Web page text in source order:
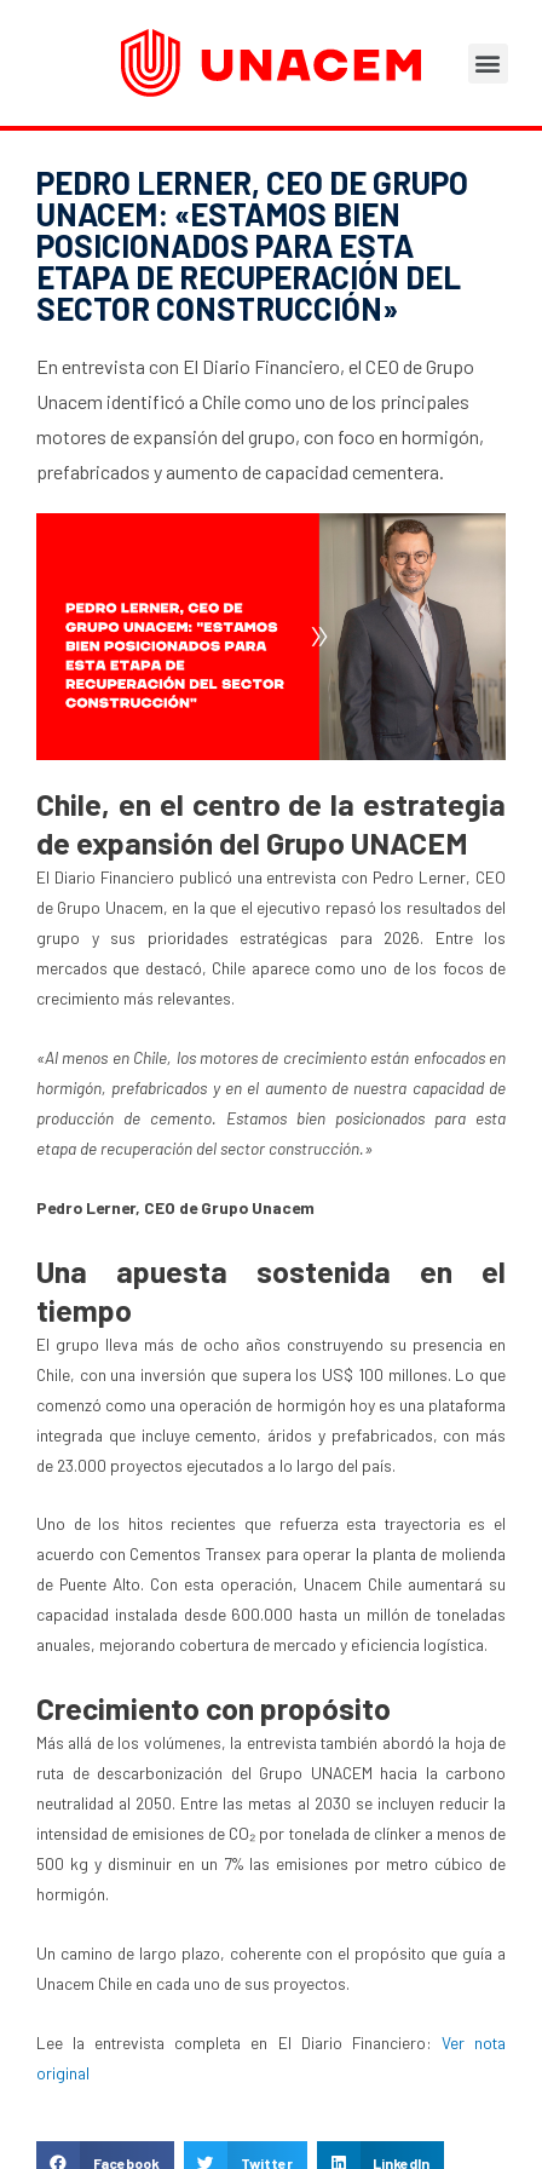
PEDRO LERNER, CEO DE GRUPO
UNACEM: «ESTAMOS BIEN
POSICIONADOS PARA ESTA
ETAPA DE RECUPERACIÓN DEL
SECTOR CONSTRUCCIÓN»
En entrevista con El Diario Financiero, el CEO de Grupo
Unacem identificó a Chile como uno de los principales
motores de expansión del grupo, con foco en hormigón,
prefabricados y aumento de capacidad cementera.
Chile, en el centro de la estrategia
de expansión del Grupo UNACEM
El Diario Financiero publicó una entrevista con Pedro Lerner, CEO
de Grupo Unacem, en la que el ejecutivo repasó los resultados del
grupo y sus prioridades estratégicas para 2026. Entre los
mercados que destacó, Chile aparece como uno de los focos de
crecimiento más relevantes.
«Al menos en Chile, los motores de crecimiento están enfocados en
hormigón, prefabricados y en el aumento de nuestra capacidad de
producción de cemento. Estamos bien posicionados para esta
etapa de recuperación del sector construcción.»
Pedro Lerner, CEO de Grupo Unacem
Una apuesta sostenida en el
tiempo
El grupo lleva más de ocho años construyendo su presencia en
Chile, con una inversión que supera los US$ 100 millones. Lo que
comenzó como una operación de hormigón hoy es una plataforma
integrada que incluye cemento, áridos y prefabricados, con más
de 23.000 proyectos ejecutados a lo largo del país.
Uno de los hitos recientes que refuerza esta trayectoria es el
acuerdo con Cementos Transex para operar la planta de molienda
de Puente Alto. Con esta operación, Unacem Chile aumentará su
capacidad instalada desde 600.000 hasta un millón de toneladas
anuales, mejorando cobertura de mercado y eficiencia logística.
Crecimiento con propósito
Más allá de los volúmenes, la entrevista también abordó la hoja de
ruta de descarbonización del Grupo UNACEM hacia la carbono
neutralidad al 2050. Entre las metas al 2030 se incluyen reducir la
intensidad de emisiones de CO₂ por tonelada de clínker a menos de
500 kg y disminuir en un 7% las emisiones por metro cúbico de
hormigón.
Un camino de largo plazo, coherente con el propósito que guía a
Unacem Chile en cada uno de sus proyectos.
Lee la entrevista completa en El Diario Financiero: Ver nota
original
Facebook Twitter LinkedIn